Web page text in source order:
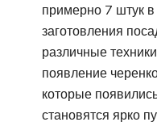
примерно 7 штук
заготовления
различные
появление
которые
становятся ярко